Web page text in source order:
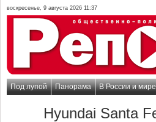
воскресенье, 9 августа 2026 11:37
Под лупой Панорама В России и мире
Hyundai Santa